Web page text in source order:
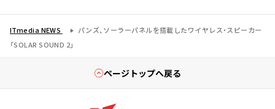
ITmedia NEWS
パンズ、ソーラーパネルを搭載したワイヤレス・スピーカー
「SOLAR SOUND 2」
ページトップへ戻る